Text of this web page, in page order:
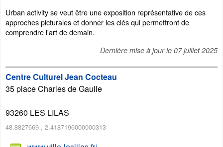
Urban activity se veut être une exposition représentative de ces
approches picturales et donner les clés qui permettront de
comprendre l'art de demain.
Dernière mise à jour le 07 juillet 2025
Centre Culturel Jean Cocteau
35 place Charles de Gaulle
93260 LES LILAS
48.8827669 , 2.4187196000000313